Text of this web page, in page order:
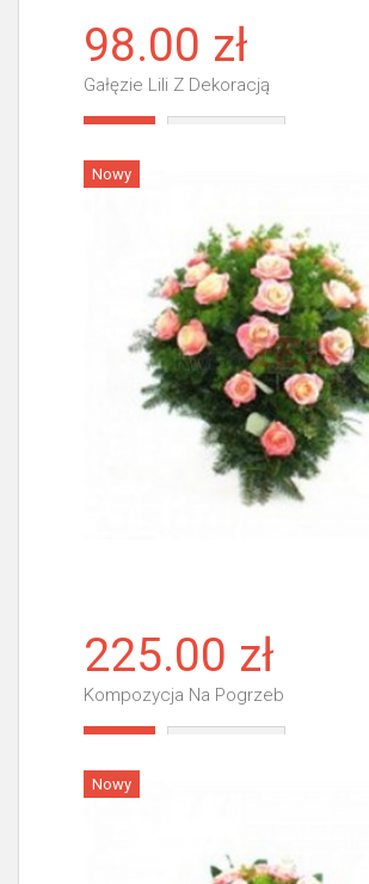
98.00 zł
Gałęzie Lili Z Dekoracją
Nowy
225.00 zł
Kompozycja Na Pogrzeb
Nowy